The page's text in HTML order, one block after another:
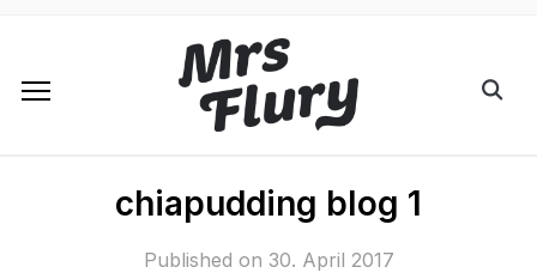
chiapudding blog 1
Published on 30. April 2017